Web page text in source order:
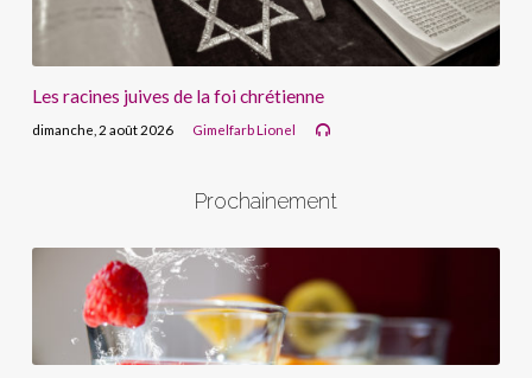
Les racines juives de la foi chrétienne
dimanche, 2 août 2026 Gimelfarb Lionel
Prochainement